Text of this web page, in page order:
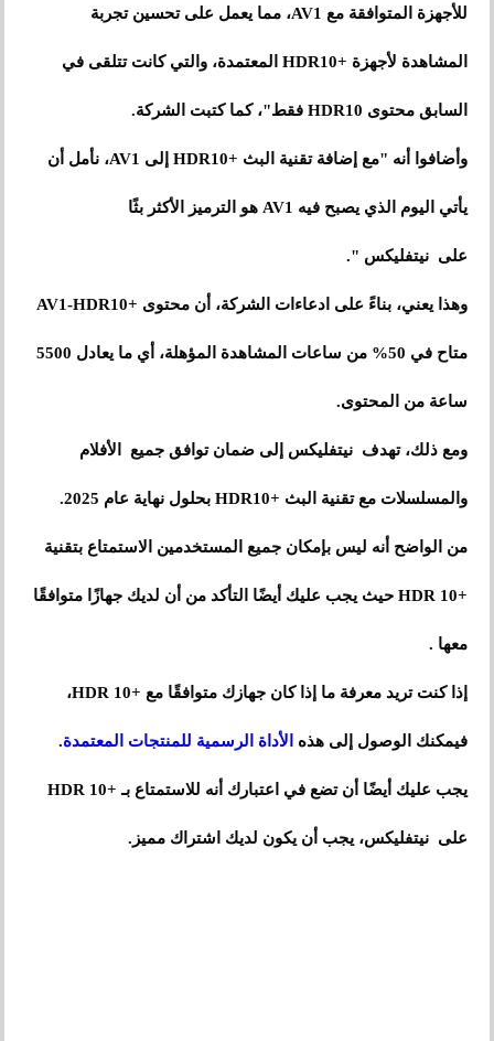
للأجهزة المتوافقة مع AV1، مما يعمل على تحسين تجربة
المشاهدة لأجهزة +HDR10 المعتمدة، والتي كانت تتلقى في
السابق محتوى HDR10 فقط"، كما كتبت الشركة.
وأضافوا أنه "مع إضافة تقنية البث +HDR10 إلى AV1، نأمل أن
يأتي اليوم الذي يصبح فيه AV1 هو الترميز الأكثر بثًا
على نيتفليكس ".
متاح في 50% من ساعات المشاهدة المؤهلة، أي ما يعادل 5500
ساعة من المحتوى.
ومع ذلك، تهدف نيتفليكس إلى ضمان توافق جميع الأفلام
والمسلسلات مع تقنية البث +HDR10 بحلول نهاية عام 2025.
من الواضح أنه ليس بإمكان جميع المستخدمين الاستمتاع بتقنية
+HDR 10 حيث يجب عليك أيضًا التأكد من أن لديك جهازًا متوافقًا
معها .
إذا كنت تريد معرفة ما إذا كان جهازك متوافقًا مع +HDR 10،
فيمكنك الوصول إلى هذه الأداة الرسمية للمنتجات المعتمدة.
يجب عليك أيضًا أن تضع في اعتبارك أنه للاستمتاع بـ +HDR 10
على نيتفليكس، يجب أن يكون لديك اشتراك مميز.